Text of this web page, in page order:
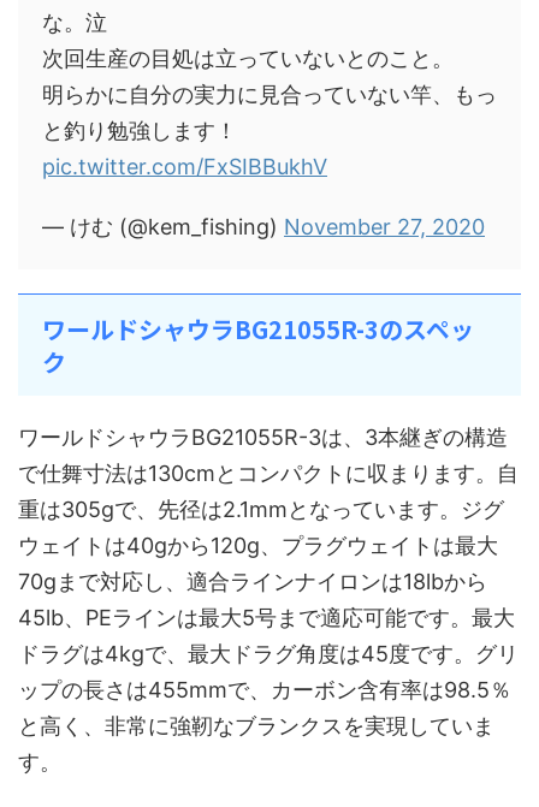
な。泣
次回生産の目処は立っていないとのこと。
明らかに自分の実力に見合っていない竿、もっ
と釣り勉強します！
pic.twitter.com/FxSIBBukhV
— けむ (@kem_fishing) November 27, 2020
ワールドシャウラBG21055R-3のスペッ
ク
ワールドシャウラBG21055R-3は、3本継ぎの構造
で仕舞寸法は130cmとコンパクトに収まります。自
重は305gで、先径は2.1mmとなっています。ジグ
ウェイトは40gから120g、プラグウェイトは最大
70gまで対応し、適合ラインナイロンは18lbから
45lb、PEラインは最大5号まで適応可能です。最大
ドラグは4kgで、最大ドラグ角度は45度です。グリ
ップの長さは455mmで、カーボン含有率は98.5％
と高く、非常に強靭なブランクスを実現していま
す。